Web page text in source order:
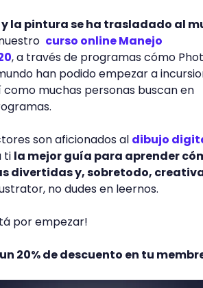
la pintura se ha trasladado al
curso online Manejo
, a través de programas cómo
han podido empezar a
muchas personas buscan en
son aficionados al dibujo
ti la mejor guía para aprender
divertidas y, sobretodo,
no dudes en leernos.
por empezar!
20% de descuento en tu